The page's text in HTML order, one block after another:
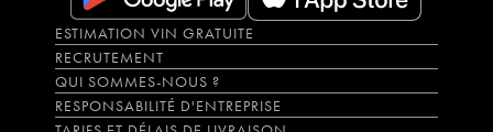
ESTIMATION VIN GRATUITE
RECRUTEMENT
QUI SOMMES-NOUS ?
RESPONSABILITÉ D'ENTREPRISE